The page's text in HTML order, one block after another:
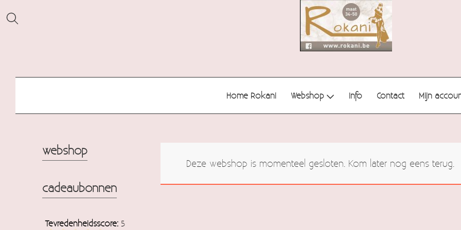
Home Rokani Webshop Info Contact Mijn
webshop
cadeaubonnen
Tevredenheidsscore: 5
Deze webshop is momenteel gesloten. Kom later nog eens terug.